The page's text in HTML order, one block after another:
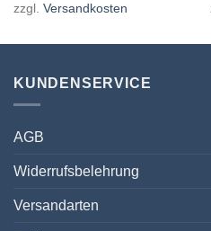
zzgl. Versandkosten
KUNDENSERVICE
AGB
Widerrufsbelehrung
Versandarten